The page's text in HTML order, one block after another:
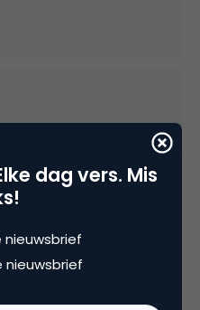
Paul, Google
om te voorkomen
geen belang om het
nog, ik denk dat er
dag vers. Mis
nieuwsbrief
nieuwsbrief